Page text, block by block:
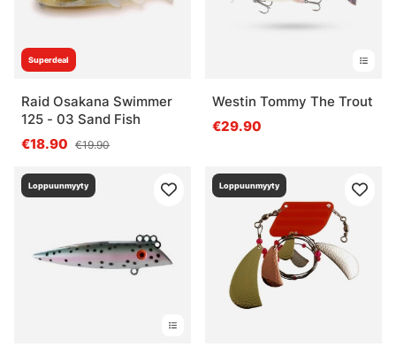
Superdeal
Raid Osakana Swimmer
125 - 03 Sand Fish
€18.90 €19.90
Westin Tommy The Trout
€29.90
Loppuunmyyty Loppuunmyyty